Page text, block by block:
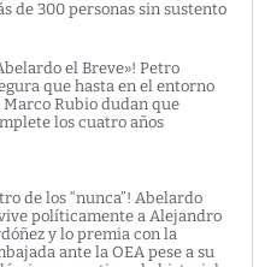
de 300 personas sin sustento
el Breve»! Petro
que hasta en el entorno
Marco Rubio dudan que
los cuatro años
de los “nunca”! Abelardo
políticamente a Alejandro
y lo premia con la
ante la OEA pese a su